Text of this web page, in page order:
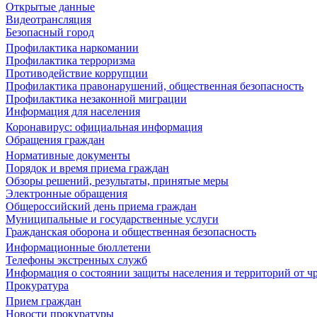
Открытые данные
Видеотрансляция
Безопасный город
Профилактика наркомании
Профилактика терроризма
Противодействие коррупции
Профилактика правонарушений, общественная безопасность
Профилактика незаконной миграции
Информация для населения
Коронавирус: официальная информация
Обращения граждан
Нормативные документы
Порядок и время приема граждан
Обзоры решений, результаты, принятые меры
Электронные обращения
Общероссийский день приема граждан
Муниципальные и государственные услуги
Гражданская оборона и общественная безопасность
Информационные бюллетени
Телефоны экстренных служб
Информация о состоянии защиты населения и территорий от
Прокуратура
Прием граждан
Новости прокуратуры